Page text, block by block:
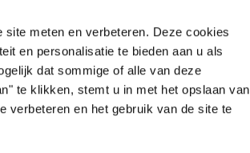
meten en verbeteren. Deze cookies
en personalisatie te bieden aan u als
dat sommige of alle van deze
te klikken, stemt u in met het opslaan van
verbeteren en het gebruik van de site te